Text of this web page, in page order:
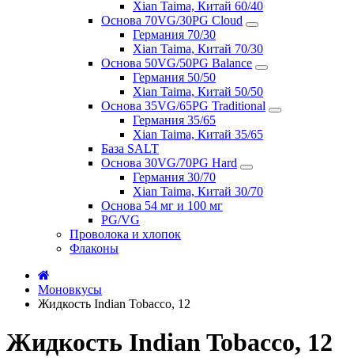
Xian Taima, Китай 60/40
Основа 70VG/30PG Cloud
Германия 70/30
Xian Taima, Китай 70/30
Основа 50VG/50PG Balance
Германия 50/50
Xian Taima, Китай 50/50
Основа 35VG/65PG Traditional
Германия 35/65
Xian Taima, Китай 35/65
База SALT
Основа 30VG/70PG Hard
Германия 30/70
Xian Taima, Китай 30/70
Основа 54 мг и 100 мг
PG/VG
Проволока и хлопок
Флаконы
Моновкусы
Жидкость Indian Tobacco, 12
Жидкость Indian Tobacco, 12